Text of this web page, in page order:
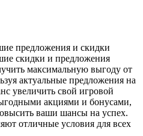
предложения и скидки
скидки и предложения
максимальную выгоду от
актуальные предложения на
увеличить свой игровой
акциями и бонусами,
ваши шансы на успех.
отличные условия для всех